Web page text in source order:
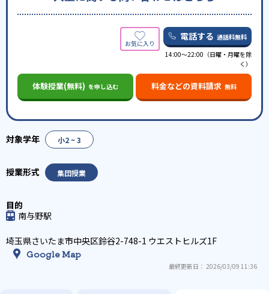
電話する 通話料無料
14:00〜22:00（日曜・月曜を除
く）
体験授業(無料) を申し込む 料金などの資料請求 無料
小2 ~ 3
集団授業
南与野駅
埼玉県さいたま市中央区鈴谷2-748-1 ウエストヒルズ1F
Google Map
最終更新日： 2026/03/09 11:36